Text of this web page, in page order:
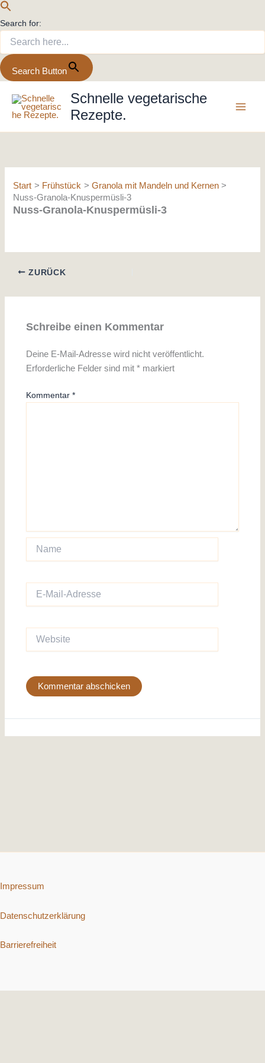
Search for:
Search Button
Inhalt
springen
Schnelle vegetarische
Rezepte.
Start Frühstück
Granola mit Mandeln und Kernen
Nuss-Granola-Knuspermüsli-3
Nuss-Granola-Knuspermüsli-3
ZURÜCK
Schreibe einen Kommentar
Deine E-Mail-Adresse wird nicht veröffentlicht.
Erforderliche Felder sind mit* markiert
Kommentar*
Name
Mail-
Impressum
Datenschutzerklärung
Barrierefreiheit